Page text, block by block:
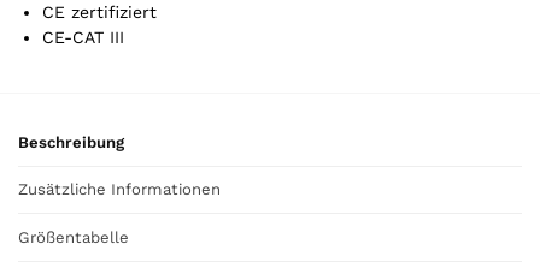
s
,
CE zertifiziert
CE-CAT III
Beschreibung
Zusätzliche Informationen
Größentabelle